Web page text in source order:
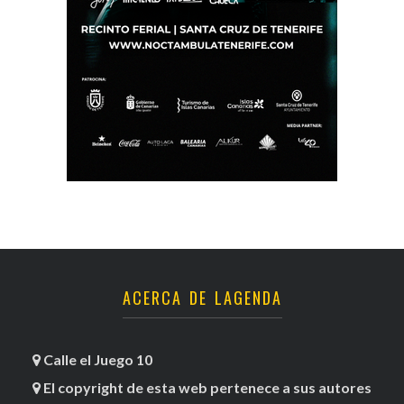
ACERCA DE LAGENDA
Calle el Juego 10
El copyright de esta web pertenece a sus autores